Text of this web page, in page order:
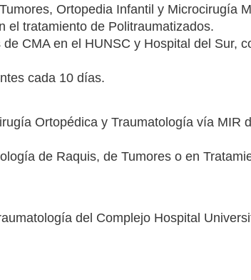
Ortopedia Infantil y Microcirugía
el tratamiento de Politraumatizados.
CMA en el HUNSC y Hospital del Sur,
cada 10 días.
Ortopédica y Traumatología vía MIR
de Raquis, de Tumores o en
del Complejo Hospital